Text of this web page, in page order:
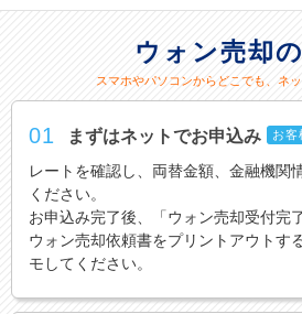
ウォン売却
スマホやパソコンからどこでも、ネッ
01 まずはネットでお申込み お客
レートを確認し、両替金額、金融機関
ください。
お申込み完了後、「ウォン売却受付完
ウォン売却依頼書をプリントアウトす
モしてください。